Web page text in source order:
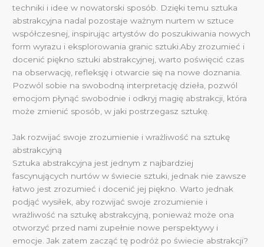
techniki i idee w nowatorski sposób. Dzięki temu sztuka
abstrakcyjna nadal pozostaje ważnym nurtem w sztuce
współczesnej, inspirując artystów do poszukiwania nowych
form wyrazu i eksplorowania granic sztuki.Aby zrozumieć i
docenić piękno sztuki abstrakcyjnej, warto poświęcić czas
na obserwację, refleksję i otwarcie się na nowe doznania.
Pozwól sobie na swobodną interpretację dzieła, pozwól
emocjom płynąć swobodnie i odkryj magię abstrakcji, która
może zmienić sposób, w jaki postrzegasz sztukę.
Jak rozwijać swoje zrozumienie i wrażliwość na sztukę
abstrakcyjną
Sztuka abstrakcyjna jest jednym z najbardziej
fascynujących nurtów w świecie sztuki, jednak nie zawsze
łatwo jest zrozumieć i docenić jej piękno. Warto jednak
podjąć wysiłek, aby rozwijać swoje zrozumienie i
wrażliwość na sztukę abstrakcyjną, ponieważ może ona
otworzyć przed nami zupełnie nowe perspektywy i
emocje. Jak zatem zacząć tę podróż po świecie abstrakcji?